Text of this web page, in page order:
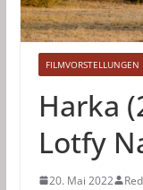
FILMVORSTELLUNGEN
Harka
Lotfy
20. Mai 2022